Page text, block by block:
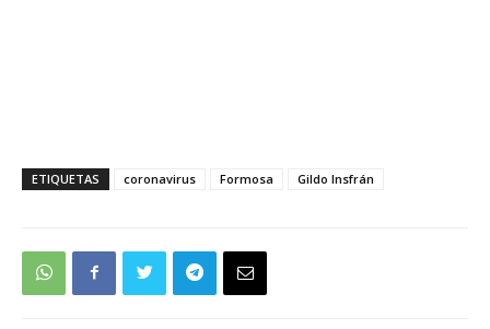
ETIQUETAS coronavirus Formosa Gildo Insfrán